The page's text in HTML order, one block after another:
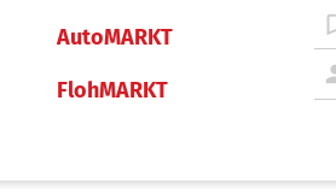
AutoMARKT
FlohMARKT